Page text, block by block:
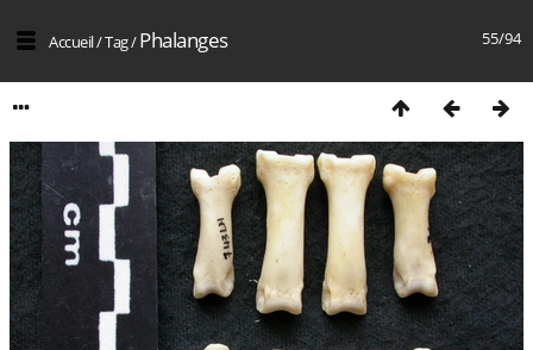
55/94
Accueil/Tag/Phalanges